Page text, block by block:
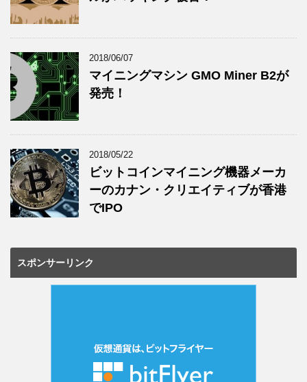
2018/06/07
マイニングマシン GMO Miner B2が
発売！
2018/05/22
ビットコインマイニング機器メーカ
ーのカナン・クリエイティブが香港
でIPO
スポンサーリンク